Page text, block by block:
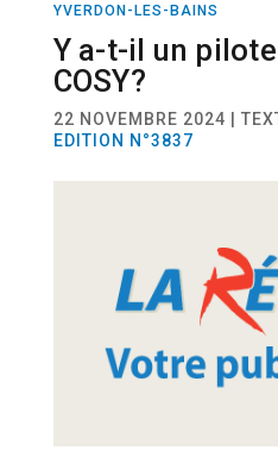
YVERDON-LES-BAINS
Y a-t-il un
COSY?
22 NOVEMBRE 2024 |
EDITION N°3837